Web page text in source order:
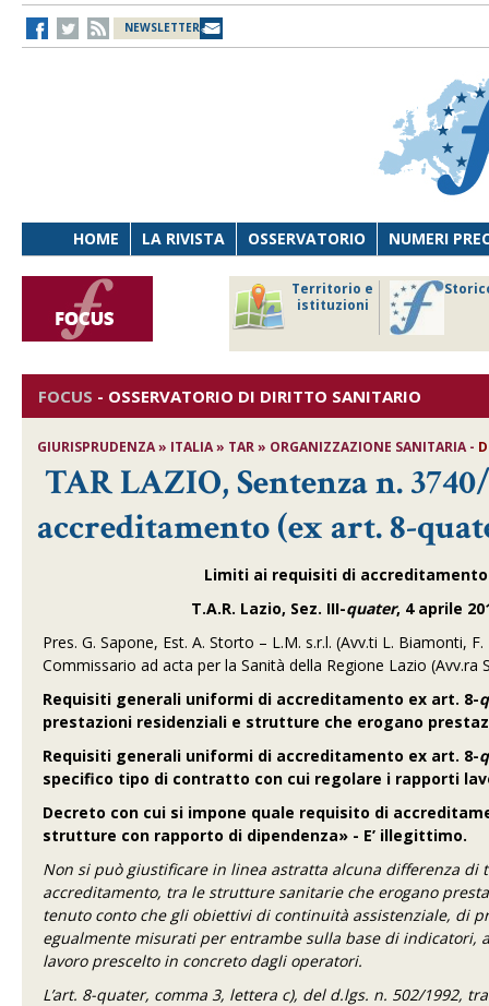
NEWSLETTER
HOME LA RIVISTA OSSERVATORIO NUMERI
Territorio e
istituzioni
FOCUS - OSSERVATORIO DI DIRITTO SANITARIO
GIURISPRUDENZA » ITALIA » TAR » ORGANIZZAZIONE SANITARIA -
TAR LAZIO, Sentenza n.
accreditamento (ex art. 8-
Limiti ai requisiti di
T.A.R. Lazio, Sez. III-quater, 4 aprile
Pres. G. Sapone, Est. A. Storto – L.M. s.r.l. (Avv.ti L. Biamonti,
Commissario ad acta per la Sanità della Regione Lazio (Avv.ra
Requisiti generali uniformi di accreditamento ex art. 8-
prestazioni residenziali e strutture che erogano
Requisiti generali uniformi di accreditamento ex art. 8-
specifico tipo di contratto con cui regolare i rapporti
Decreto con cui si impone quale requisito di
strutture con rapporto di dipendenza» - E’ illegittimo.
Non si può giustificare in linea astratta alcuna differenza
accreditamento, tra le strutture sanitarie che erogano
tenuto conto che gli obiettivi di continuità assistenziale, di
egualmente misurati per entrambe sulla base di
lavoro prescelto in concreto dagli operatori.
L’art. 8-quater, comma 3, lettera c), del d.lgs. n. 502/1992,